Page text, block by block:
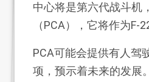
中心将是第六代战斗机
（PCA），它将作为F-
PCA可能会提供有人驾
项，预示着未来的发展